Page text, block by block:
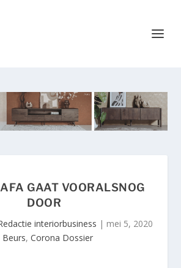
GAAT VOORALSNOG
DOOR
interiorbusiness | mei 5, 2020
Beurs, Corona Dossier